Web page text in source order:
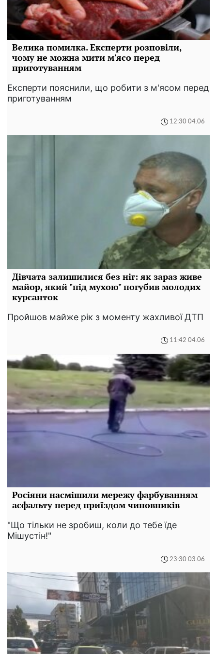
Велика помилка. Експерти розповіли,
чому не можна мити м'ясо перед
приготуванням
Експерти пояснили, що робити з м'ясом перед
приготуванням
12:30 04.06
Дівчата залишилися без ніг: як зараз живе
майор, який "під мухою" погубив молодих
курсанток
Пройшов майже рік з моменту жахливої ДТП
11:42 04.06
Росіяни насмішили мережу фарбуванням
асфальту перед приїздом чиновників
"Що тільки не зробиш, коли до тебе їде
Мішустін!"
23:30 03.06